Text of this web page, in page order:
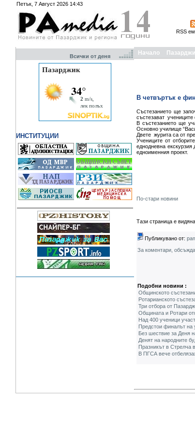
Петък, 7 Август 2026 14:43
RSS
Всички от деня
ИНСТИТУЦИИ
Начало
В четвъртък е
Състезанието ще
състезават учениците
В състезанието ще
Основно училище
Двете журита са от
Учениците от
еднодневна
едноименния проект.
По-стари новини
Тази страница е
Публикувано от:
За коментари,
Подобни новини :
Общинското
Ротарианското
Три отбора от
Общината и Ротари
Над 400 ученици
Предстои финалът на
Без шествие за Деня
Денят на народните
Празникът в Стрелча
В ПГСА вече